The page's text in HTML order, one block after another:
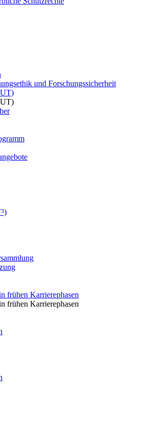
und Forschungssicherheit
frühen Karrierephasen
frühen Karrierephasen